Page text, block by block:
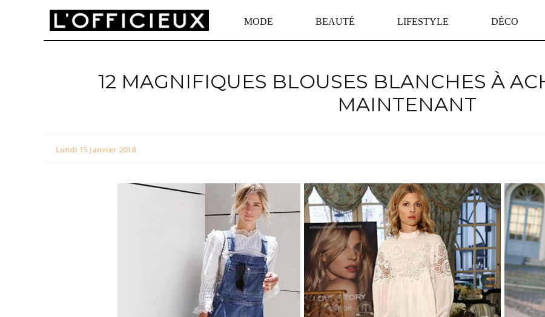
MODE BEAUTÉ LIFESTYLE DÉCO
12 MAGNIFIQUES BLOUSES BLANCHES À
MAINTENANT
Lundi 15 Janvier 2018